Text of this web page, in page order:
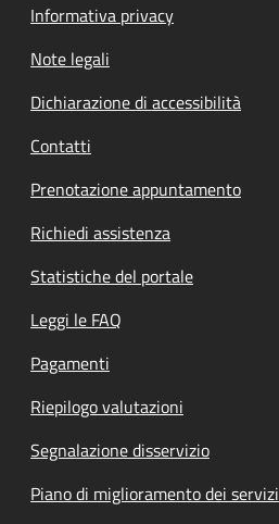
Informativa privacy
Note legali
Dichiarazione di accessibilità
Contatti
Prenotazione appuntamento
Richiedi assistenza
Statistiche del portale
Leggi le FAQ
Pagamenti
Riepilogo valutazioni
Segnalazione disservizio
Piano di miglioramento dei servizi